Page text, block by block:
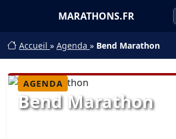
MARATHONS.FR
Accueil » Agenda » Bend Marathon
AGENDA
Bend Marathon